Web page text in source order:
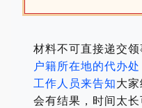
材料不可直接递交
户籍所在地的代办处
工作人员来告知大
会有结果，时间太